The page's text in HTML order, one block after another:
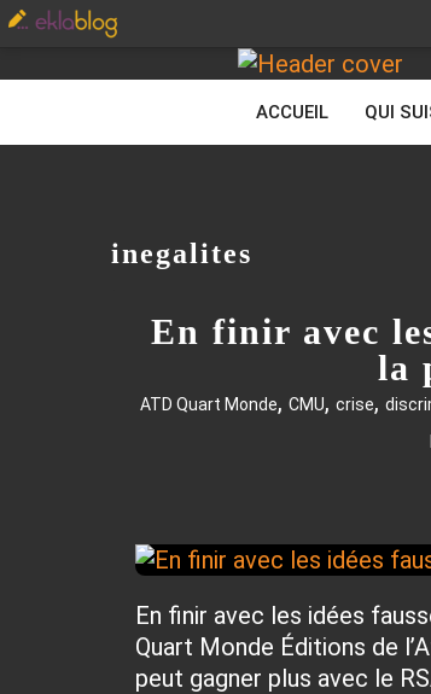
ACCUEIL QUI
inegalites
En finir avec
la
ATD Quart Monde, CMU, crise,
En finir avec les idées
Quart Monde Éditions de
peut gagner plus avec le